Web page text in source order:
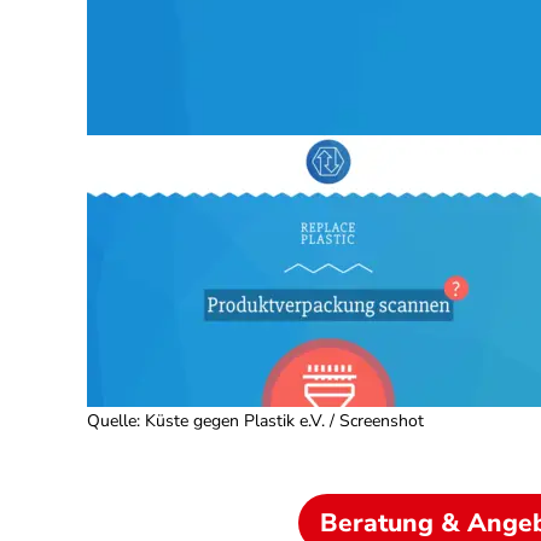
Quelle: Küste gegen Plastik e.V. / Screenshot
Beratung &